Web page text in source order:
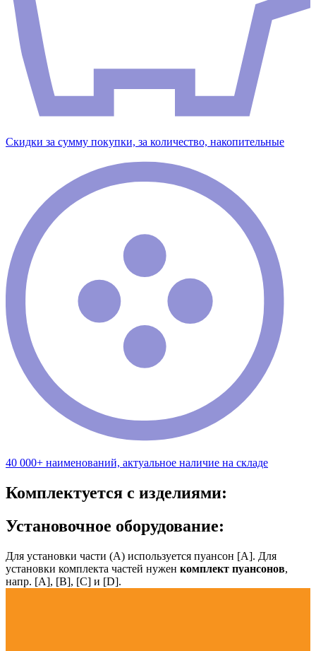
Скидки за сумму покупки, за количество, накопительные
40 000+ наименований, актуальное наличие на складе
Комплектуется с изделиями:
Установочное оборудование:
Для установки части (А) используется пуансон [А]. Для
установки комплекта частей нужен комплект пуансонов,
напр. [А], [B], [С] и [D].